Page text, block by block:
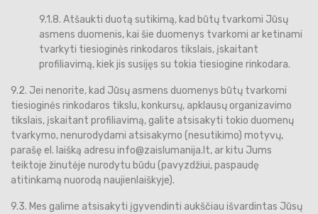
9.1.8. Atšaukti duotą sutikimą, kad būtų tvarkomi Jūsų
asmens duomenis, kai šie duomenys tvarkomi ar ketinami
tvarkyti tiesioginės rinkodaros tikslais, įskaitant
profiliavimą, kiek jis susijęs su tokia tiesiogine rinkodara.
9.2. Jei nenorite, kad Jūsų asmens duomenys būtų tvarkomi
tiesioginės rinkodaros tikslu, konkursų, apklausų organizavimo
tikslais, įskaitant profiliavimą, galite atsisakyti tokio duomenų
tvarkymo, nenurodydami atsisakymo (nesutikimo) motyvų,
parašę el. laišką adresu info@zaislumanija.lt, ar kitu Jums
teiktoje žinutėje nurodytu būdu (pavyzdžiui, paspaudę
atitinkamą nuorodą naujienlaiškyje).
9.3. Mes galime atsisakyti įgyvendinti aukščiau išvardintas Jūsų